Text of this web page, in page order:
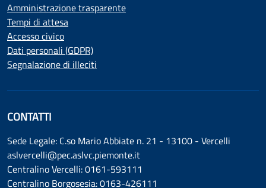
Amministrazione trasparente
Tempi di attesa
Accesso civico
Dati personali (GDPR)
Segnalazione di illeciti
CONTATTI
Sede Legale: C.so Mario Abbiate n. 21 - 13100 - Vercelli
aslvercelli@pec.aslvc.piemonte.it
Centralino Vercelli: 0161-593111
Centralino Borgosesia: 0163-426111